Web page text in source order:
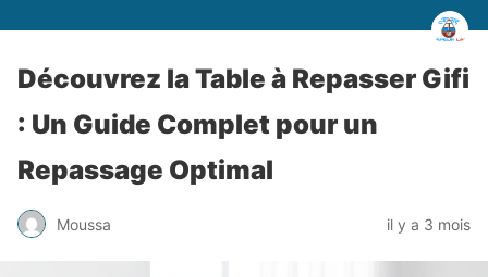
Découvrez la Table à Repasser Gifi
: Un Guide Complet pour un
Repassage Optimal
Moussa il y a 3 mois